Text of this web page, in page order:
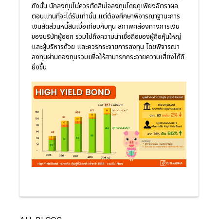
ดังนั้น นักลงทุนไม่ควรตัดสินใจลงทุนโดยดูเพียงอัตราผล
ตอบแทนที่จะได้รับเท่านั้น แต่ต้องศึกษาพิจารณาฐานะการ
เงินสัดส่วนหนี้สินเมื่อเทียบกับทุน สภาพคล่องทางการเงิน
ของบริษัทผู้ออก รวมไปถึงความน่าเชื่อถือของผู้ถือหุ้นใหญ่
และผู้บริหารด้วย และควรกระจายการลงทุน โดยพิจารณา
ลงทุนผ่านกองทุนรวมเพื่อให้สามารถกระจายความเสี่ยงได้ดี
ยิ่งขึ้น